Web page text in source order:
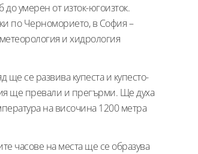
умерен от изток-югоизток.
по Черноморието, в София –
и хидрология
се развива купеста и купесто-
ще превали и прегърми. Ще духа
на височина 1200 метра
часове на места ще се образува